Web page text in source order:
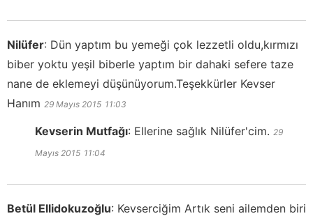
Nilüfer: Dün yaptım bu yemeği çok lezzetli oldu,kırmızı
biber yoktu yeşil biberle yaptım bir dahaki sefere taze
nane de eklemeyi düşünüyorum.Teşekkürler Kevser
Hanım 29 Mayıs 2015 11:03
Kevserin Mutfağı: Ellerine sağlık Nilüfer'cim. 29
Mayıs 2015 11:04
Betül Ellidokuzoğlu: Kevserciğim Artık seni ailemden biri